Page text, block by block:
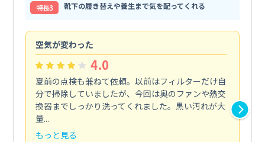
特⻑3
靴下の履き替えや養生まで気を配ってくれる
空気が変わった
4.0
夏前の点検も兼ねて依頼。以前はフィルターだけ自
分で掃除していましたが、今回は奥のファンや熱交
換器までしっかり洗ってくれました。黒い汚れが大
量...
もっと見る